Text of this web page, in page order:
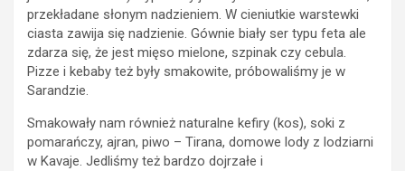
przekładane słonym nadzieniem. W cieniutkie warstewki
ciasta zawija się nadzienie. Gównie biały ser typu feta ale
zdarza się, że jest mięso mielone, szpinak czy cebula.
Pizze i kebaby też były smakowite, próbowaliśmy je w
Sarandzie.
Smakowały nam również naturalne kefiry (kos), soki z
pomarańczy, ajran, piwo – Tirana, domowe lody z lodziarni
w Kavaje. Jedliśmy też bardzo dojrzałe i